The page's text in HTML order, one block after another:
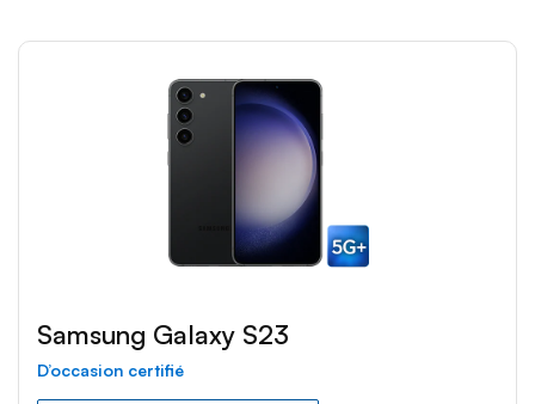
Samsung Galaxy S23
D’occasion certifié